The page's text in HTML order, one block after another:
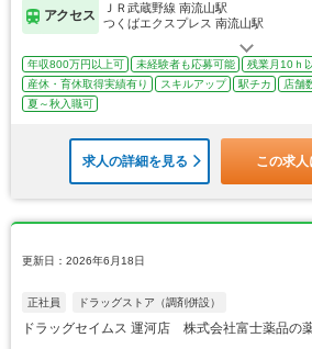
アクセス
ＪＲ武蔵野線 南流山駅
つくばエクスプレス 南流山駅
年収800万円以上可 未経験者も応募可能 残業月10ｈ
産休・育休取得実績有り
スキルアップ 駅チカ 店舗
夏～秋入職可
求人の詳細を見る この求
更新日：2026年6月18日
正社員 ドラッグストア（調剤併設）
ドラッグセイムス 運河店 株式会社富士薬品の